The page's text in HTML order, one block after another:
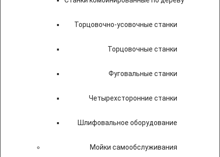
Торцовочно-усовочные станки
Торцовочные станки
Фуговальные станки
Четырехсторонние станки
Шлифовальное оборудование
Мойки самообслуживания